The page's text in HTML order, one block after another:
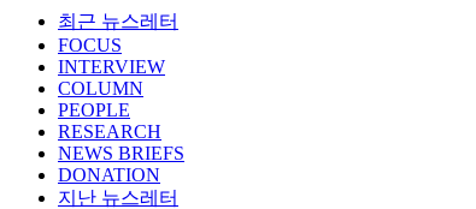
최근 뉴스레터
FOCUS
INTERVIEW
COLUMN
PEOPLE
RESEARCH
NEWS BRIEFS
DONATION
지난 뉴스레터